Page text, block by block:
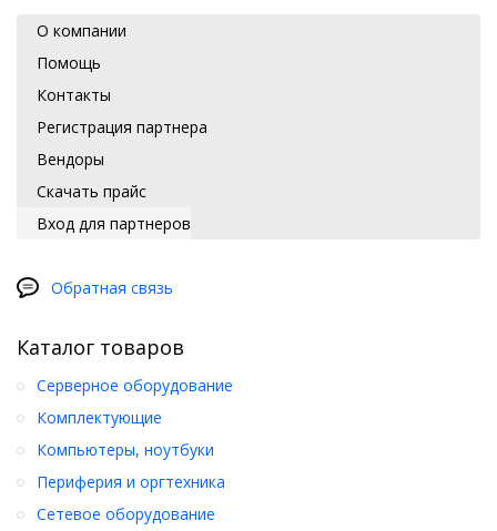
О компании
Помощь
Контакты
Регистрация партнера
Вендоры
Скачать прайс
Вход для партнеров
Обратная связь
Каталог товаров
Серверное оборудование
Комплектующие
Компьютеры, ноутбуки
Периферия и оргтехника
Сетевое оборудование